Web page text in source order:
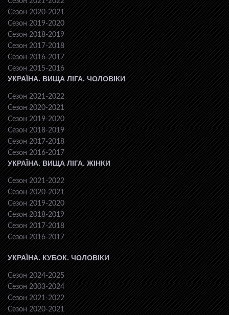
Сезон 2020-2021
Сезон 2019-2020
Сезон 2018-2019
Сезон 2017-2018
Сезон 2016-2017
Сезон 2015-2016
УКРАЇНА. ВИЩА ЛІГА. ЧОЛОВІКИ
Сезон 2021-2022
Сезон 2020-2021
Сезон 2019-2020
Сезон 2018-2019
Сезон 2017-2018
Сезон 2016-2017
УКРАЇНА. ВИЩА ЛІГА. ЖІНКИ
Сезон 2021-2022
Сезон 2020-2021
Сезон 2019-2020
Сезон 2018-2019
Сезон 2017-2018
Сезон 2016-2017
УКРАЇНА. КУБОК. ЧОЛОВІКИ
Сезон 2024-2025
Сезон 2003-2024
Сезон 2021-2022
Сезон 2020-2021